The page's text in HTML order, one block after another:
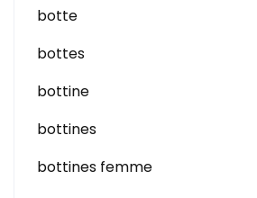
botte
bottes
bottine
bottines
bottines femme